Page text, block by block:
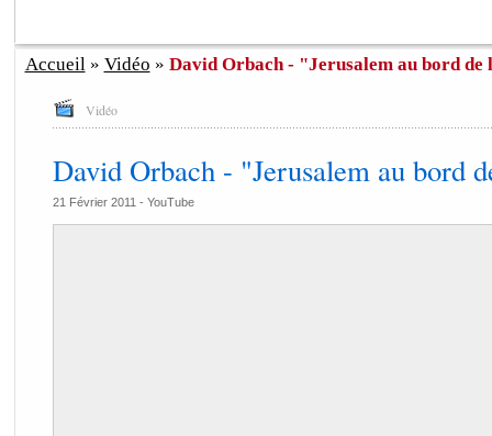
Accueil» Vidéo » David Orbach - "Jerusalem au bord
Vidéo
David Orbach - "Jerusalem au bord
21 Février 2011 - YouTube